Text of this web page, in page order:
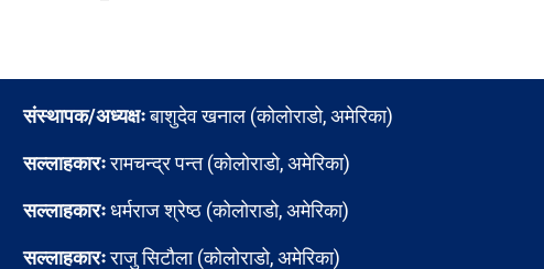
संस्थापक/अध्यक्षःबाशुदेव खनाल (कोलोराडो, अमेरिका)
सल्लाहकारःरामचन्द्र पन्त (कोलोराडो, अमेरिका)
सल्लाहकारःधर्मराज श्रेष्ठ (कोलोराडो, अमेरिका)
सल्लाहकारःराजु सिटौला (कोलोराडो, अमेरिका)